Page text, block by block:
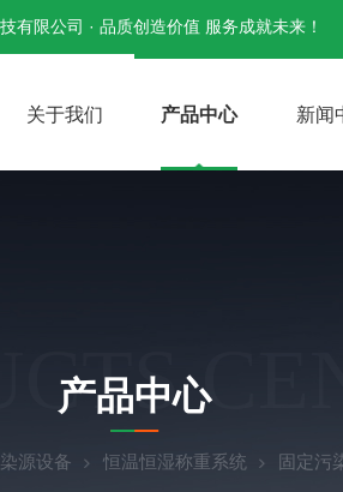
有限公司 · 品质创造价值 服务成就未来！
关于我们 产品中心 新闻
产品中心
源设备 恒温恒湿称重系统 固定污